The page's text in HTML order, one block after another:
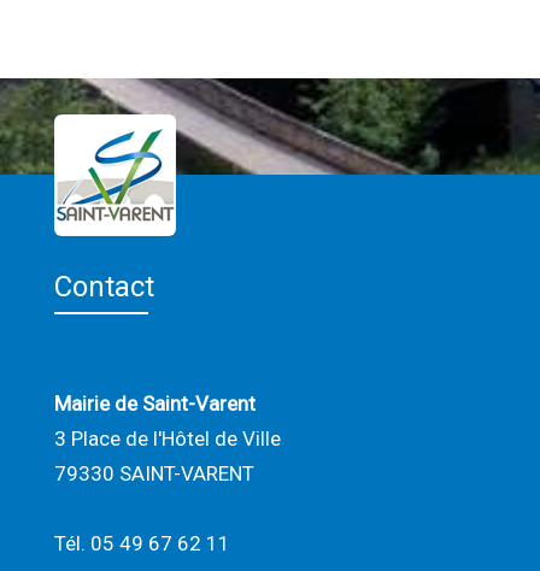
Contact
Mairie de Saint-Varent
3 Place de l'Hôtel de Ville
79330 SAINT-VARENT
Tél. 05 49 67 62 11